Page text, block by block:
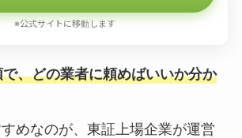
※公式サイトに移動します
、どの業者に頼めばいいか分か
めなのが、東証上場企業が運営